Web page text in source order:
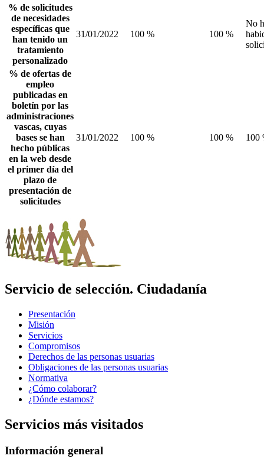
% de solicitudes
de necesidades
específicas que
han tenido un
tratamiento
personalizado
31/01/2022 100 % 100 %
No
% de ofertas de
empleo
publicadas en
boletín por las
administraciones
vascas, cuyas
bases se han
hecho públicas
en la web desde
el primer día del
plazo de
presentación de
solicitudes
31/01/2022 100 % 100 % 100
Servicio de selección. Ciudadanía
Presentación
Misión
Servicios
Compromisos
Derechos de las personas usuarias
Obligaciones de las personas usuarias
Normativa
¿Cómo colaborar?
¿Dónde estamos?
Servicios más visitados
Información general